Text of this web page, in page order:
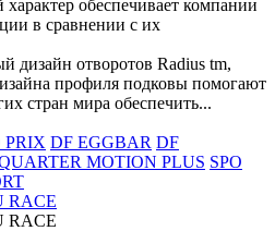
обеспечивает компании
в сравнении с их
дизайн отворотов Radius tm,
профиля подковы помогают
стран мира обеспечить...
PRIX DF EGGBAR DF
MOTION PLUS SPO
RACE
RACE